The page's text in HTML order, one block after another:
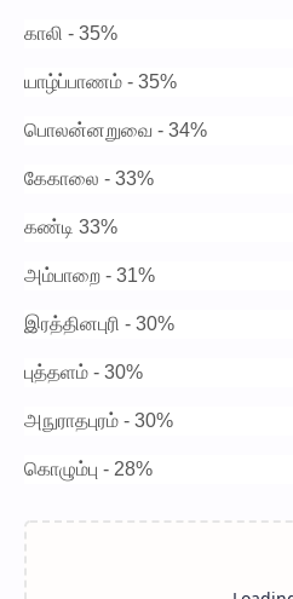
காலி - 35%
யாழ்ப்பாணம் - 35%
பொலன்னறுவை - 34%
கேகாலை - 33%
கண்டி 33%
அம்பாறை - 31%
இரத்தினபுரி - 30%
புத்தளம் - 30%
அநுராதபுரம் - 30%
கொழும்பு - 28%